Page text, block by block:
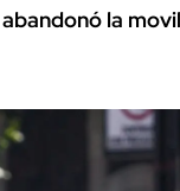
abandonó la